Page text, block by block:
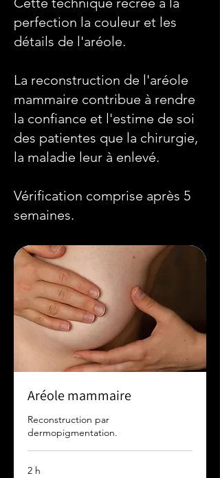
perfection la couleur et les
détails de l'aréole.
La reconstruction de l'aréole
mammaire contribue à rendre
la confiance et l'estime de soi
des patientes que la chirurgie,
la maladie leur à enlevé.
Vérification comprise après 5
semaines.
Aréole mammaire
Reconstruction par
dermopigmentation.
2 h